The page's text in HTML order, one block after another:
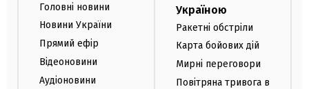
Головні новини
Новини України
Прямий ефір
Відеоновини
Аудіоновини
Україною
Ракетні обстріли
Карта бойових дій
Мирні переговори
Повітряна тривога в